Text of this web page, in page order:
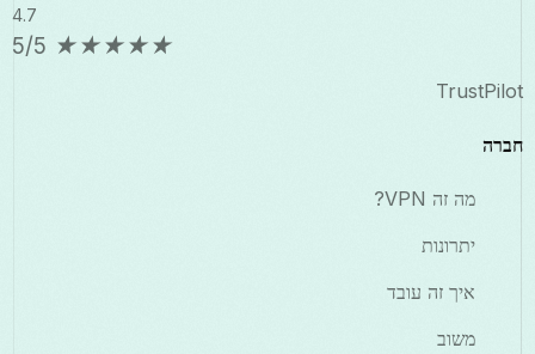
4.7
★
★
★
★
★
5/5
TrustPilot
חברה
מה זה VPN?
יתרונות
איך זה עובד
משוב